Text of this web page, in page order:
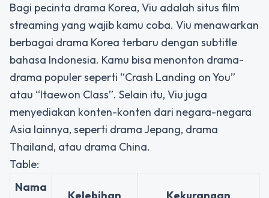
Bagi pecinta drama Korea, Viu adalah situs film
streaming yang wajib kamu coba. Viu menawarkan
berbagai drama Korea terbaru dengan subtitle
bahasa Indonesia. Kamu bisa menonton drama-
drama populer seperti “Crash Landing on You”
atau “Itaewon Class”. Selain itu, Viu juga
menyediakan konten-konten dari negara-negara
Asia lainnya, seperti drama Jepang, drama
Thailand, atau drama China.
Table:
Nama